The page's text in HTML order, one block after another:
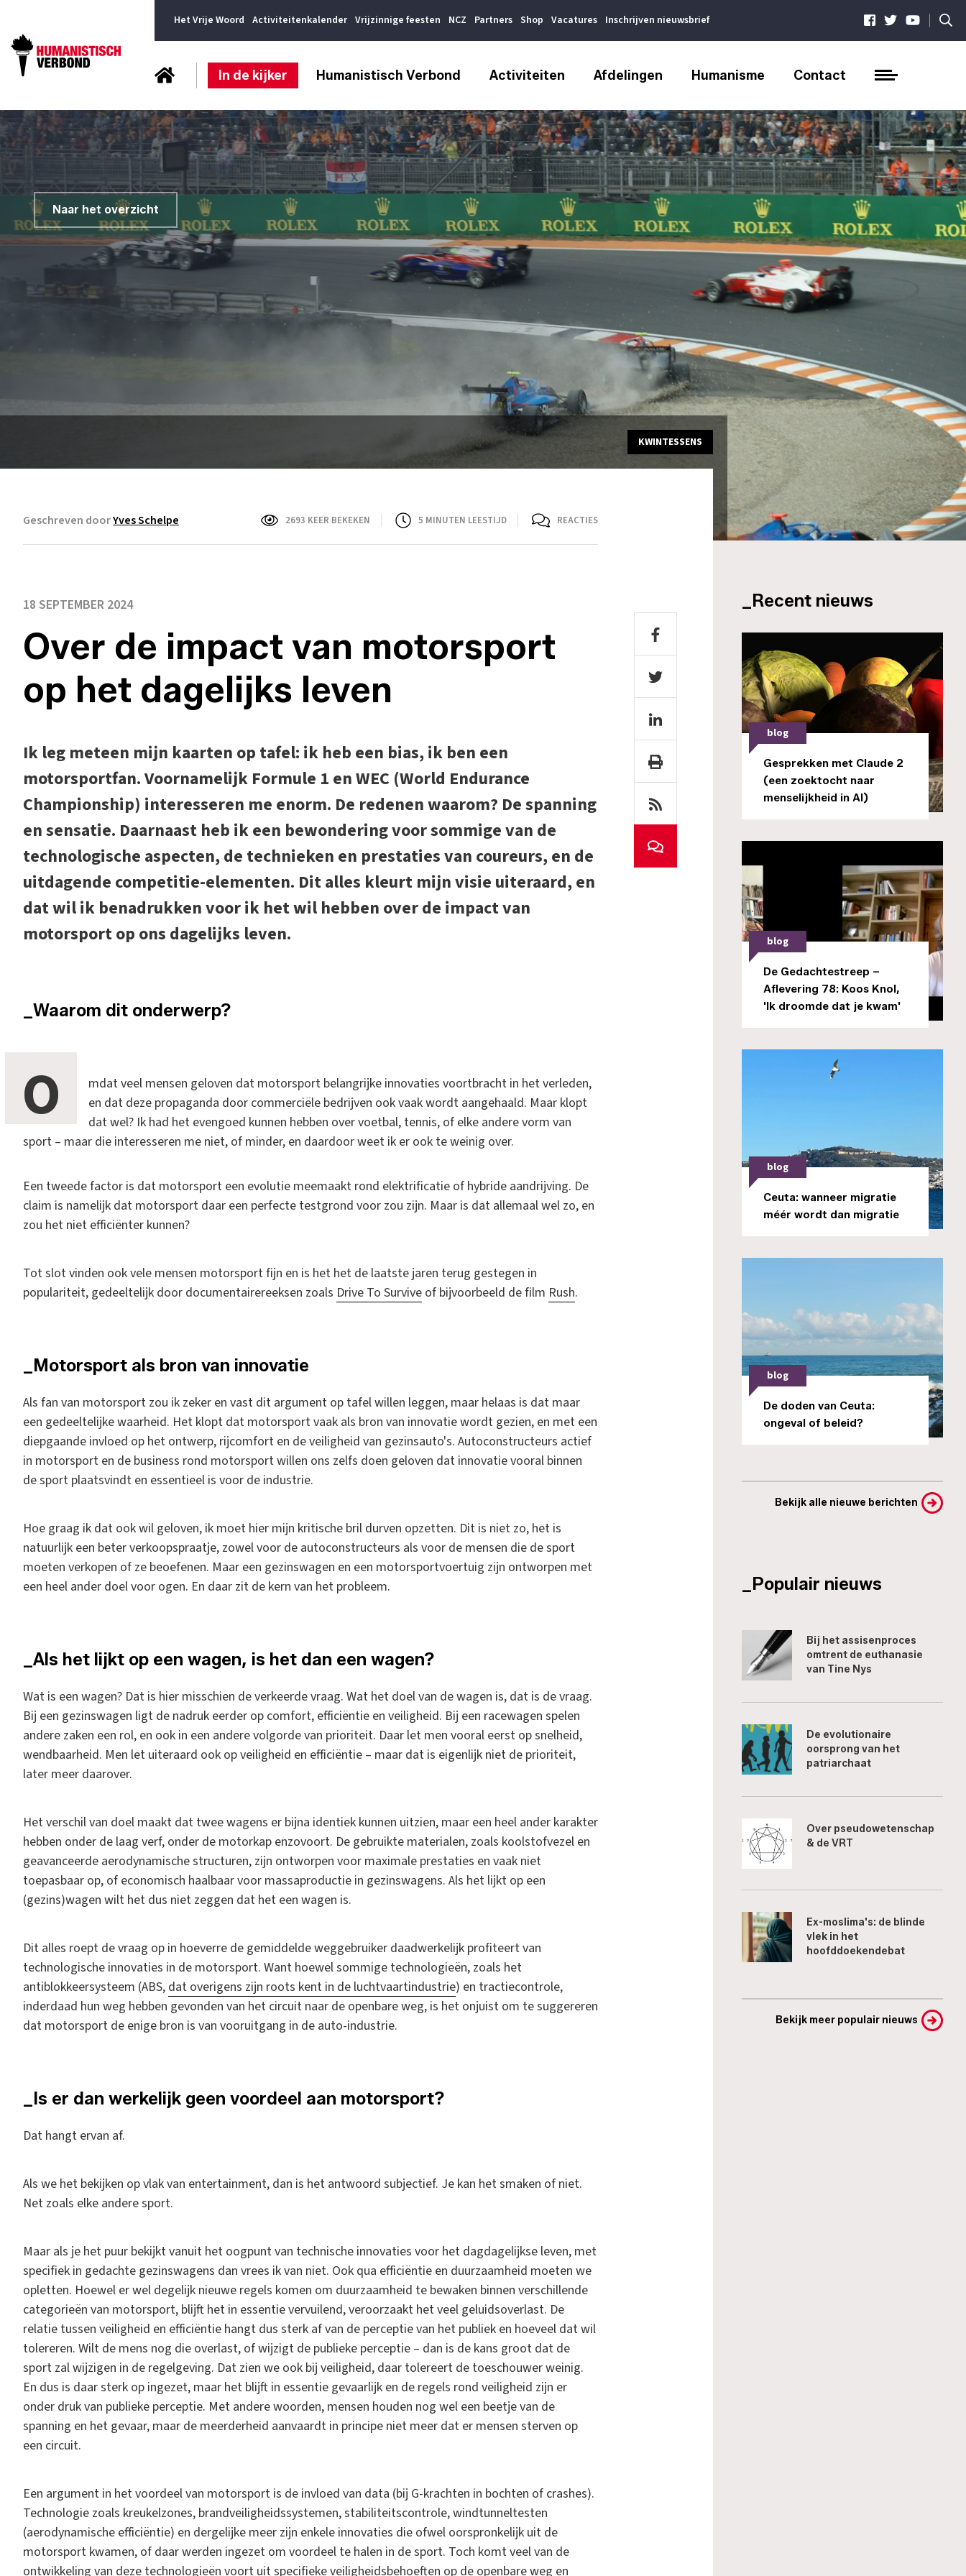
Het Vrije Woord Activiteitenkalender Vrijzinnige feesten NCZ Partners Shop Vacatures Inschrijven nieuwsbrief |
In de kijker Humanistisch Verbond Activiteiten Afdelingen Humanisme Contact
Naar het overzicht
KWINTESSENS
Geschreven doorYves Schelpe 2693 KEER BEKEKEN 5 MINUTEN LEESTIJD REACTIES
18 SEPTEMBER 2024
Over de impact van motorsport
op het dagelijks leven
Ik leg meteen mijn kaarten op tafel: ik heb een bias, ik ben een
motorsportfan. Voornamelijk Formule 1 en WEC (World Endurance
Championship) interesseren me enorm. De redenen waarom? De spanning
en sensatie. Daarnaast heb ik een bewondering voor sommige van de
technologische aspecten, de technieken en prestaties van coureurs, en de
uitdagende competitie-elementen. Dit alles kleurt mijn visie uiteraard, en
dat wil ik benadrukken voor ik het wil hebben over de impact van
motorsport op ons dagelijks leven.
_Waarom dit onderwerp?
O
mdat veel mensen geloven dat motorsport belangrijke innovaties voortbracht in het verleden,
en dat deze propaganda door commerciële bedrijven ook vaak wordt aangehaald. Maar klopt
dat wel? Ik had het evengoed kunnen hebben over voetbal, tennis, of elke andere vorm van
sport – maar die interesseren me niet, of minder, en daardoor weet ik er ook te weinig over.
Een tweede factor is dat motorsport een evolutie meemaakt rond elektrificatie of hybride aandrijving. De
claim is namelijk dat motorsport daar een perfecte testgrond voor zou zijn. Maar is dat allemaal wel zo, en
zou het niet efficiënter kunnen?
Tot slot vinden ook vele mensen motorsport fijn en is het het de laatste jaren terug gestegen in
populariteit, gedeeltelijk door documentairereeksen zoals Drive To Survive of bijvoorbeeld de film Rush.
_Motorsport als bron van innovatie
Als fan van motorsport zou ik zeker en vast dit argument op tafel willen leggen, maar helaas is dat maar
een gedeeltelijke waarheid. Het klopt dat motorsport vaak als bron van innovatie wordt gezien, en met een
diepgaande invloed op het ontwerp, rijcomfort en de veiligheid van gezinsauto's. Autoconstructeurs actief
in motorsport en de business rond motorsport willen ons zelfs doen geloven dat innovatie vooral binnen
de sport plaatsvindt en essentieel is voor de industrie.
Hoe graag ik dat ook wil geloven, ik moet hier mijn kritische bril durven opzetten. Dit is niet zo, het is
natuurlijk een beter verkoopspraatje, zowel voor de autoconstructeurs als voor de mensen die de sport
moeten verkopen of ze beoefenen. Maar een gezinswagen en een motorsportvoertuig zijn ontworpen met
een heel ander doel voor ogen. En daar zit de kern van het probleem.
_Als het lijkt op een wagen, is het dan een wagen?
Wat is een wagen? Dat is hier misschien de verkeerde vraag. Wat het doel van de wagen is, dat is de vraag.
Bij een gezinswagen ligt de nadruk eerder op comfort, efficiëntie en veiligheid. Bij een racewagen spelen
andere zaken een rol, en ook in een andere volgorde van prioriteit. Daar let men vooral eerst op snelheid,
wendbaarheid. Men let uiteraard ook op veiligheid en efficiëntie – maar dat is eigenlijk niet de prioriteit,
later meer daarover.
Het verschil van doel maakt dat twee wagens er bijna identiek kunnen uitzien, maar een heel ander karakter
hebben onder de laag verf, onder de motorkap enzovoort. De gebruikte materialen, zoals koolstofvezel en
geavanceerde aerodynamische structuren, zijn ontworpen voor maximale prestaties en vaak niet
toepasbaar op, of economisch haalbaar voor massaproductie in gezinswagens. Als het lijkt op een
(gezins)wagen wilt het dus niet zeggen dat het een wagen is.
Dit alles roept de vraag op in hoeverre de gemiddelde weggebruiker daadwerkelijk profiteert van
technologische innovaties in de motorsport. Want hoewel sommige technologieën, zoals het
antiblokkeersysteem (ABS, dat overigens zijn roots kent in de luchtvaartindustrie) en tractiecontrole,
inderdaad hun weg hebben gevonden van het circuit naar de openbare weg, is het onjuist om te suggereren
dat motorsport de enige bron is van vooruitgang in de auto-industrie.
_Is er dan werkelijk geen voordeel aan motorsport?
Dat hangt ervan af.
Als we het bekijken op vlak van entertainment, dan is het antwoord subjectief. Je kan het smaken of niet.
Net zoals elke andere sport.
Maar als je het puur bekijkt vanuit het oogpunt van technische innovaties voor het dagdagelijkse leven, met
specifiek in gedachte gezinswagens dan vrees ik van niet. Ook qua efficiëntie en duurzaamheid moeten we
opletten. Hoewel er wel degelijk nieuwe regels komen om duurzaamheid te bewaken binnen verschillende
categorieën van motorsport, blijft het in essentie vervuilend, veroorzaakt het veel geluidsoverlast. De
relatie tussen veiligheid en efficiëntie hangt dus sterk af van de perceptie van het publiek en hoeveel dat wil
tolereren. Wilt de mens nog die overlast, of wijzigt de publieke perceptie – dan is de kans groot dat de
sport zal wijzigen in de regelgeving. Dat zien we ook bij veiligheid, daar tolereert de toeschouwer weinig.
En dus is daar sterk op ingezet, maar het blijft in essentie gevaarlijk en de regels rond veiligheid zijn er
onder druk van publieke perceptie. Met andere woorden, mensen houden nog wel een beetje van de
spanning en het gevaar, maar de meerderheid aanvaardt in principe niet meer dat er mensen sterven op
een circuit.
Een argument in het voordeel van motorsport is de invloed van data (bij G-krachten in bochten of crashes).
Technologie zoals kreukelzones, brandveiligheidssystemen, stabiliteitscontrole, windtunneltesten
(aerodynamische efficiëntie) en dergelijke meer zijn enkele innovaties die ofwel oorspronkelijk uit de
motorsport kwamen, of daar werden ingezet om voordeel te halen in de sport. Toch komt veel van de
ontwikkeling van deze technologieën voort uit specifieke veiligheidsbehoeften op de openbare weg en
_Recent nieuws
blog
Gesprekken met Claude 2
(een zoektocht naar
menselijkheid in AI)
blog
De Gedachtestreep –
Aflevering 78: Koos Knol,
'Ik droomde dat je kwam'
blog
Ceuta: wanneer migratie
méér wordt dan migratie
blog
De doden van Ceuta:
ongeval of beleid?
Bekijk alle nieuwe berichten
_Populair nieuws
Bij het assisenproces
omtrent de euthanasie
van Tine Nys
De evolutionaire
oorsprong van het
patriarchaat
Over pseudowetenschap
& de VRT
Ex-moslima's: de blinde
vlek in het
hoofddoekendebat
Bekijk meer populair nieuws